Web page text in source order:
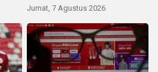
Jumat, 7 Agustus 2026